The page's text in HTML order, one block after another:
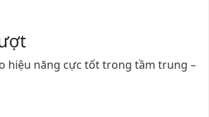
hiệu năng cực tốt trong tầm trung –